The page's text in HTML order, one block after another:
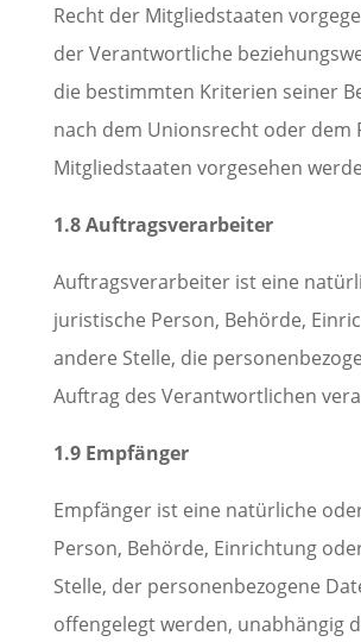
Recht der Mitgliedstaaten
der Verantwortliche
die bestimmten Kriterien seiner
nach dem Unionsrecht oder dem
Mitgliedstaaten vorgesehen
1.8 Auftragsverarbeiter
Auftragsverarbeiter ist eine
juristische Person, Behörde,
andere Stelle, die
Auftrag des Verantwortlichen
1.9 Empfänger
Empfänger ist eine natürliche
Person, Behörde, Einrichtung
Stelle, der personenbezogene
offengelegt werden, unabhängig